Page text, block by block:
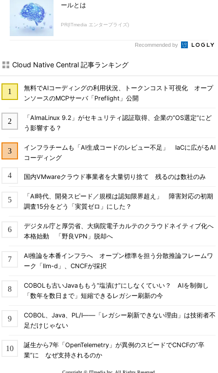
ールとは
PR(ITmedia エンタープライズ)
Recommended by
Cloud Native Central 記事ランキング
無料でAIコーディングの利用状況、トークンコスト可視化 オープ
ンソースのMCPサーバ「Preflight」公開
「AlmaLinux 9.2」がセキュリティ認証取得、企業の“OS選定”にど
う影響する？
インフラチームも「AI生成コードのレビュー不足」 IaCに広がるAI
コーディング
国内VMwareクラウド事業者を大量切り捨て 残るのは数社のみ
「AI時代、開発スピード／規模は認知限界超え」 障害対応の初期
調査15分をどう「実質ゼロ」にした？
デジタル庁と厚労省、大病院電子カルテのクラウドネイティブ化へ
本格始動 「野良VPN」脱却へ
AI推論を本番インフラへ オープン標準を担う分散推論フレームワ
ーク「llm-d」、CNCFが採択
COBOLも古いJavaももう“塩漬け”にしなくていい？ AIを制御し
「数年を数日まで」短縮できるレガシー刷新の今
COBOL、Java、PL/I――「レガシー刷新できない理由」は技術者不
足だけじゃない
誕生から7年「OpenTelemetry」が異例のスピードでCNCFの“卒
業”に なぜ支持されるのか